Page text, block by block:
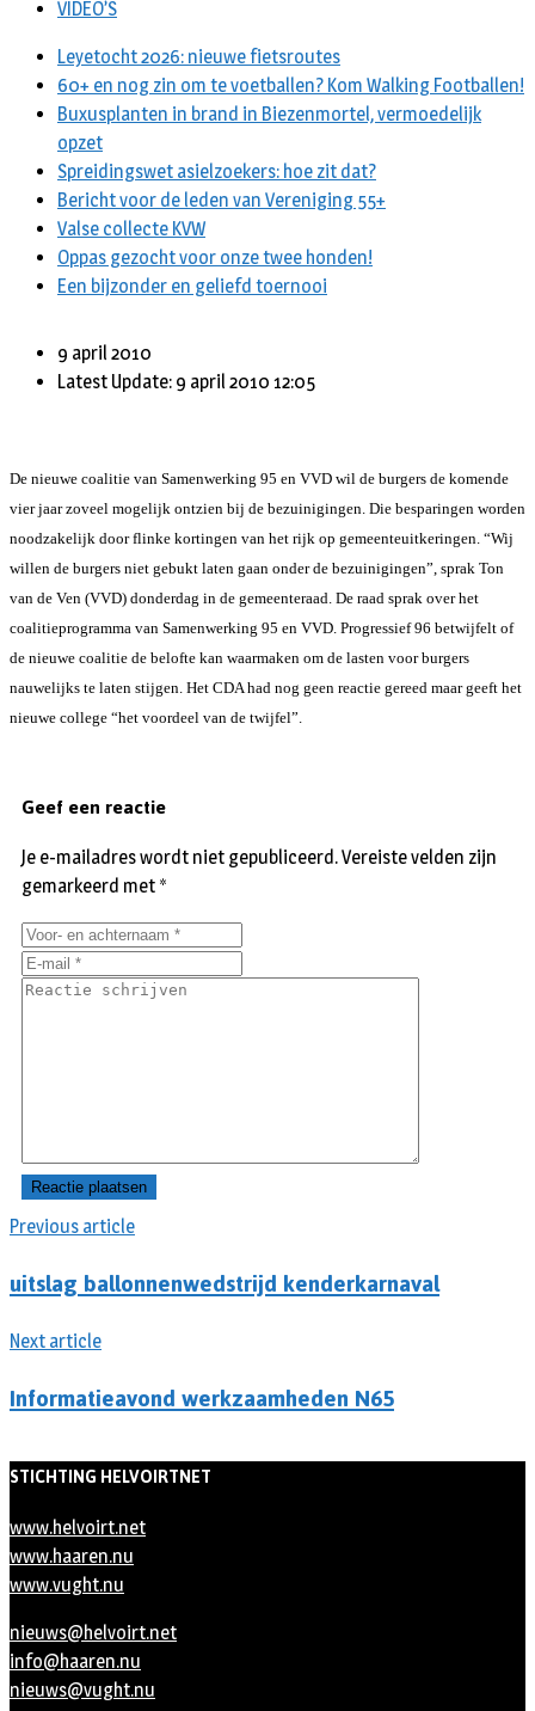
VIDEO’S
Leyetocht 2026: nieuwe fietsroutes
60+ en nog zin om te voetballen? Kom Walking Footballen!
Buxusplanten in brand in Biezenmortel, vermoedelijk
opzet
Spreidingswet asielzoekers: hoe zit dat?
Bericht voor de leden van Vereniging 55+
Valse collecte KVW
Oppas gezocht voor onze twee honden!
Een bijzonder en geliefd toernooi
9 april 2010
Latest Update: 9 april 2010 12:05
De nieuwe coalitie van Samenwerking 95 en VVD wil de burgers de komende
vier jaar zoveel mogelijk ontzien bij de bezuinigingen. Die besparingen worden
noodzakelijk door flinke kortingen van het rijk op gemeenteuitkeringen. “Wij
willen de burgers niet gebukt laten gaan onder de bezuinigingen”, sprak Ton
van de Ven (VVD) donderdag in de gemeenteraad. De raad sprak over het
coalitieprogramma van Samenwerking 95 en VVD. Progressief 96 betwijfelt of
de nieuwe coalitie de belofte kan waarmaken om de lasten voor burgers
nauwelijks te laten stijgen. Het CDA had nog geen reactie gereed maar geeft het
nieuwe college “het voordeel van de twijfel”.
Previous article
uitslag ballonnenwedstrijd kenderkarnaval
Next article
Informatieavond werkzaamheden N65
Geef een reactie
Je e-mailadres wordt niet gepubliceerd.Vereiste velden zijn
gemarkeerd met *
STICHTING HELVOIRTNET
www.helvoirt.net
www.haaren.nu
www.vught.nu
nieuws@helvoirt.net
info@haaren.nu
nieuws@vught.nu